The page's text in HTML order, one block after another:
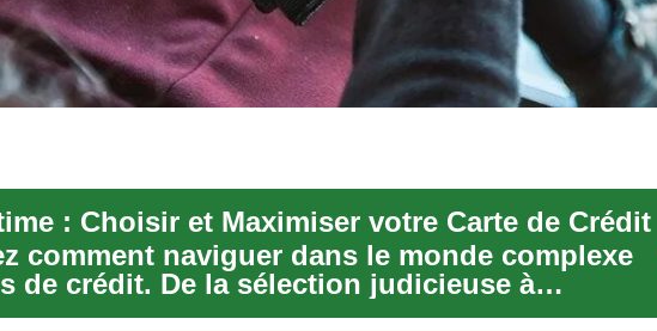
: Choisir et Maximiser votre Carte de Crédit
comment naviguer dans le monde complexe
de crédit. De la sélection judicieuse à
op...